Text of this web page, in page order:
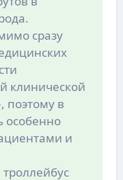
сразу
клинической
поэтому в
особенно
и